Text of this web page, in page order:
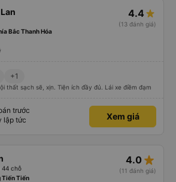
4.4
(13 đánh giá)
Bắc Thanh Hóa
+1
thất sạch sẽ, xịn. Tiện ích đầy đủ. Lái xe điềm đạm
trước
lập tức
Xem giá
44 chỗ
4.0 star_rate
(11 đánh giá)
Tiến Tiến